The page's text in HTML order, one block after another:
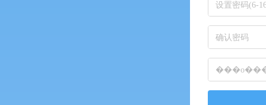
设置密码(6-
确认密码